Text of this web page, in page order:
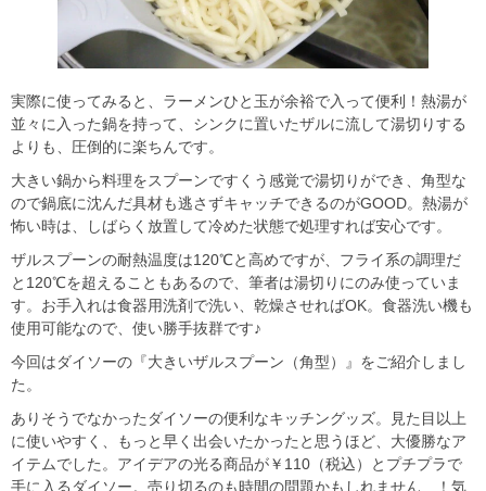
実際に使ってみると、ラーメンひと玉が余裕で入って便利！熱湯が
並々に入った鍋を持って、シンクに置いたザルに流して湯切りする
よりも、圧倒的に楽ちんです。
大きい鍋から料理をスプーンですくう感覚で湯切りができ、角型な
ので鍋底に沈んだ具材も逃さずキャッチできるのがGOOD。熱湯が
怖い時は、しばらく放置して冷めた状態で処理すれば安心です。
ザルスプーンの耐熱温度は120℃と高めですが、フライ系の調理だ
と120℃を超えることもあるので、筆者は湯切りにのみ使っていま
す。お手入れは食器用洗剤で洗い、乾燥させればOK。食器洗い機も
使用可能なので、使い勝手抜群です♪
今回はダイソーの『大きいザルスプーン（角型）』をご紹介しまし
た。
ありそうでなかったダイソーの便利なキッチングッズ。見た目以上
に使いやすく、もっと早く出会いたかったと思うほど、大優勝なア
イテムでした。アイデアの光る商品が￥110（税込）とプチプラで
手に入るダイソー。売り切るのも時間の問題かもしれません…！気